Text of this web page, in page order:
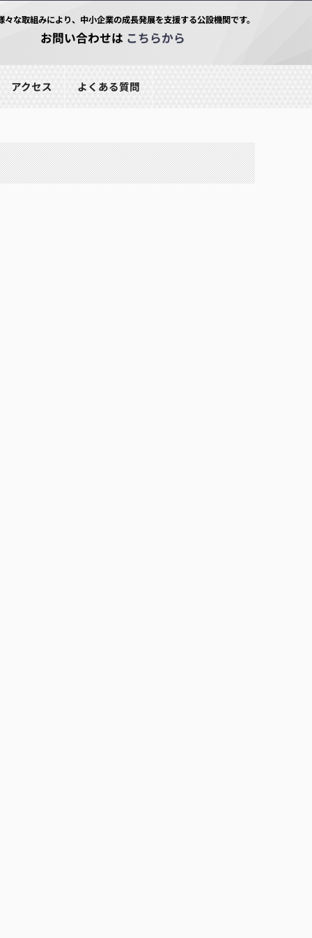
な取組みにより、中小企業の成長発展を支援する公設機関です。
お問い合わせは こちらから
アクセス よくある質問